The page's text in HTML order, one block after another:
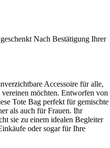
Nach Bestätigung Ihrer
Accessoire für alle,
möchten. Entworfen von
Tote Bag perfekt für gemischte
als auch für Frauen. Ihr
sie zu einem idealen Begleiter
oder sogar für Ihre